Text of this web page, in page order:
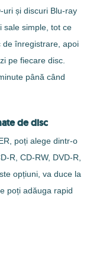
uri și discuri Blu-ray
sale simple, tot ce
de înregistrare, apoi
pe fiecare disc.
până când
de disc
poți alege dintr-o
R, CD-RW, DVD-R,
opțiuni, va duce la
poți adăuga rapid